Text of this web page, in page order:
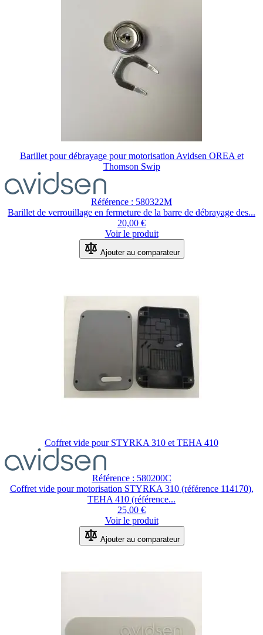
Barillet pour débrayage pour motorisation Avidsen OREA et
Thomson Swip
Référence : 580322M
Barillet de verrouillage en fermeture de la barre de débrayage des...
20,00 €
Voir le produit
Ajouter au comparateur
Coffret vide pour STYRKA 310 et TEHA 410
Référence : 580200C
Coffret vide pour motorisation STYRKA 310 (référence 114170),
TEHA 410 (référence...
25,00 €
Voir le produit
Ajouter au comparateur